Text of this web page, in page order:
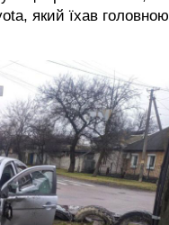
який їхав головною